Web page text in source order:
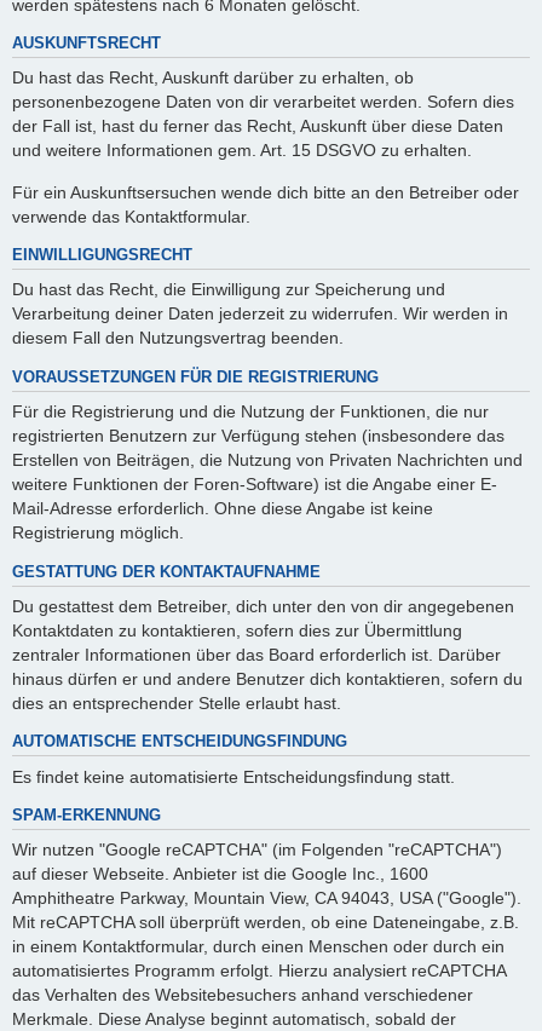
werden spätestens nach 6 Monaten gelöscht.
AUSKUNFTSRECHT
Du hast das Recht, Auskunft darüber zu erhalten, ob
personenbezogene Daten von dir verarbeitet werden. Sofern dies
der Fall ist, hast du ferner das Recht, Auskunft über diese Daten
und weitere Informationen gem. Art. 15 DSGVO zu erhalten.
Für ein Auskunftsersuchen wende dich bitte an den Betreiber oder
verwende das Kontaktformular.
EINWILLIGUNGSRECHT
Du hast das Recht, die Einwilligung zur Speicherung und
Verarbeitung deiner Daten jederzeit zu widerrufen. Wir werden in
diesem Fall den Nutzungsvertrag beenden.
VORAUSSETZUNGEN FÜR DIE REGISTRIERUNG
Für die Registrierung und die Nutzung der Funktionen, die nur
registrierten Benutzern zur Verfügung stehen (insbesondere das
Erstellen von Beiträgen, die Nutzung von Privaten Nachrichten und
weitere Funktionen der Foren-Software) ist die Angabe einer E-
Mail-Adresse erforderlich. Ohne diese Angabe ist keine
Registrierung möglich.
GESTATTUNG DER KONTAKTAUFNAHME
Du gestattest dem Betreiber, dich unter den von dir angegebenen
Kontaktdaten zu kontaktieren, sofern dies zur Übermittlung
zentraler Informationen über das Board erforderlich ist. Darüber
hinaus dürfen er und andere Benutzer dich kontaktieren, sofern du
dies an entsprechender Stelle erlaubt hast.
AUTOMATISCHE ENTSCHEIDUNGSFINDUNG
Es findet keine automatisierte Entscheidungsfindung statt.
SPAM-ERKENNUNG
Wir nutzen "Google reCAPTCHA" (im Folgenden "reCAPTCHA")
auf dieser Webseite. Anbieter ist die Google Inc., 1600
Amphitheatre Parkway, Mountain View, CA 94043, USA ("Google").
Mit reCAPTCHA soll überprüft werden, ob eine Dateneingabe, z.B.
in einem Kontaktformular, durch einen Menschen oder durch ein
automatisiertes Programm erfolgt. Hierzu analysiert reCAPTCHA
das Verhalten des Websitebesuchers anhand verschiedener
Merkmale. Diese Analyse beginnt automatisch, sobald der